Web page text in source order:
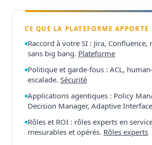
CE QUE LA PLATEFORME APPORTE
Raccord à votre SI : Jira,
sans big bang. Plateforme
Politique et garde-fous : ACL,
escalade. Sécurité
Applications agentiques : Policy
Decision Manager, Adaptive
Rôles et ROI : rôles experts en
mesurables et opérés. Rôles experts